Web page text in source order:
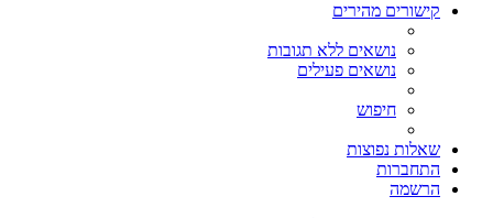
קישורים מהירים
נושאים ללא תגובות
נושאים פעילים
חיפוש
שאלות נפוצות
התחברות
הרשמה